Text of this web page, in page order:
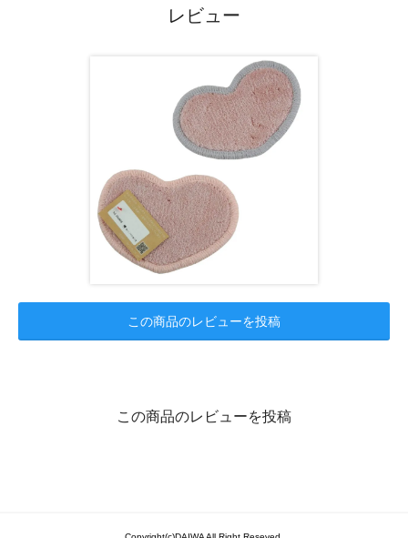
レビュー
この商品のレビューを投稿
この商品のレビューを投稿